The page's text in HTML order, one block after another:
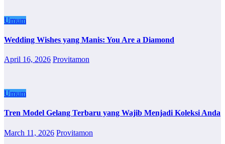
Umum
Wedding Wishes yang Manis: You Are a Diamond
April 16, 2026 Provitamon
Umum
Tren Model Gelang Terbaru yang Wajib Menjadi Koleksi Anda
March 11, 2026 Provitamon